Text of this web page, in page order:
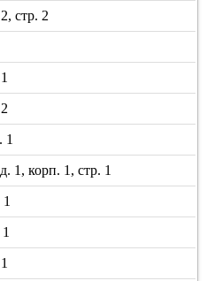
стр. 2
1
1, корп. 1, стр. 1